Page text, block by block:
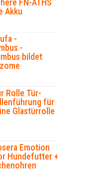
FN-ATHS
Akku
-
-
bildet
Rolle Tür-
für
Glastürrolle
Emotion
Hundefutter +